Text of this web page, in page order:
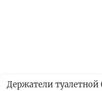
Держатели туалетной